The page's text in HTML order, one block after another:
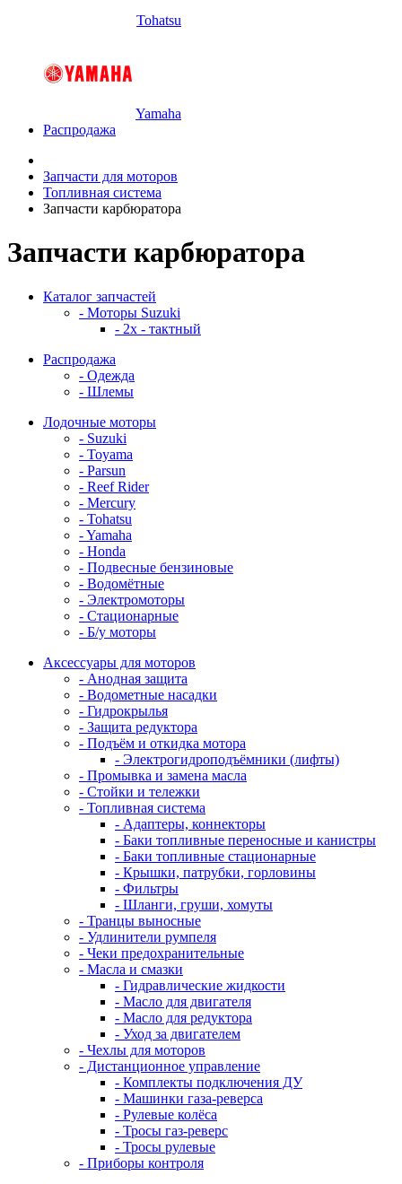
Tohatsu
Yamaha
Распродажа
Запчасти для моторов
Топливная система
Запчасти карбюратора
Запчасти карбюратора
Каталог запчастей
- Моторы Suzuki
- 2x - тактный
Распродажа
- Одежда
- Шлемы
Лодочные моторы
- Suzuki
- Toyama
- Parsun
- Reef Rider
- Mercury
- Tohatsu
- Yamaha
- Honda
- Подвесные бензиновые
- Водомётные
- Электромоторы
- Стационарные
- Б/у моторы
Аксессуары для моторов
- Анодная защита
- Водометные насадки
- Гидрокрылья
- Защита редуктора
- Подъём и откидка мотора
- Электрогидроподъёмники (лифты)
- Промывка и замена масла
- Стойки и тележки
- Топливная система
- Адаптеры, коннекторы
- Баки топливные переносные и канистры
- Баки топливные стационарные
- Крышки, патрубки, горловины
- Фильтры
- Шланги, груши, хомуты
- Транцы выносные
- Удлинители румпеля
- Чеки предохранительные
- Масла и смазки
- Гидравлические жидкости
- Масло для двигателя
- Масло для редуктора
- Уход за двигателем
- Чехлы для моторов
- Дистанционное управление
- Комплекты подключения ДУ
- Машинки газа-реверса
- Рулевые колёса
- Тросы газ-реверс
- Тросы рулевые
- Приборы контроля